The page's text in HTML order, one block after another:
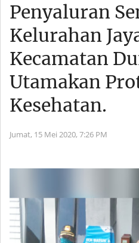
Penyaluran
Kelurahan
Kecamatan
Utamakan
Kesehatan.
Jumat, 15 Mei 2020, 7:26 PM